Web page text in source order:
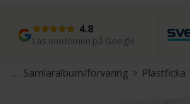
4.8
Läs omdömen på Google
Snabb leverans
Direkt från lager
>Samlaralbum/förvaring> Plastficka